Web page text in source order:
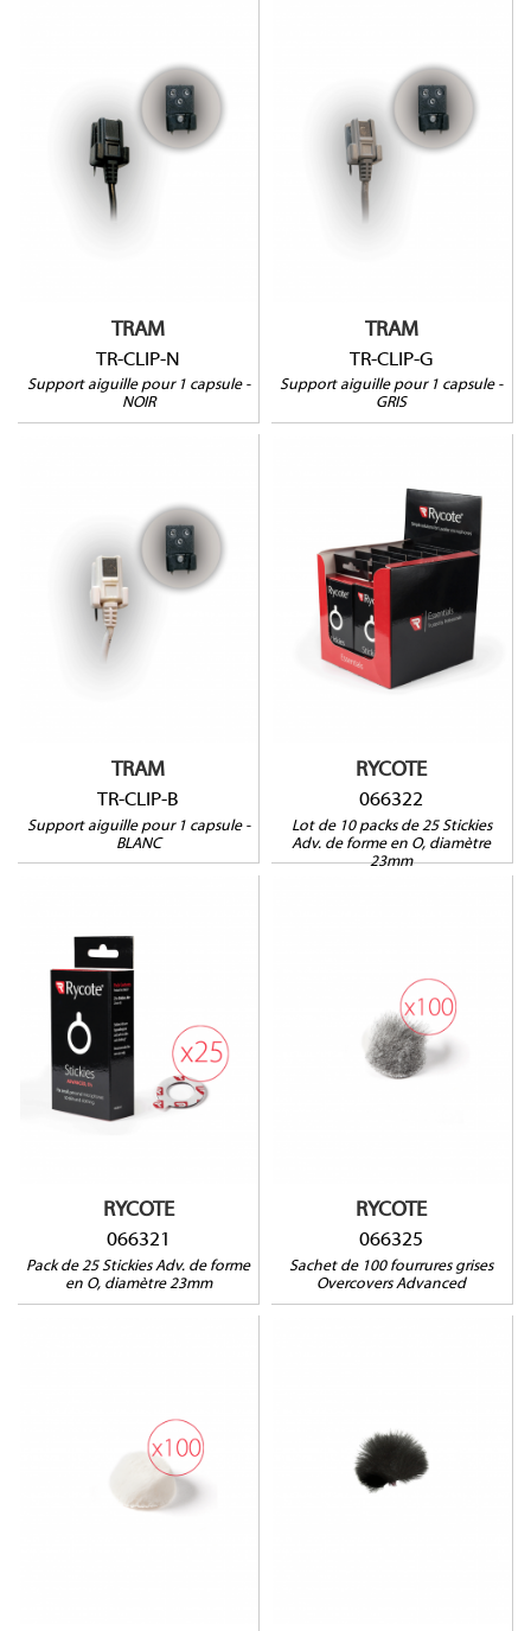
TRAM
TR-CLIP-N
Support aiguille pour 1 capsule -
NOIR
TR-CLIP-N
TRAM
TR-CLIP-G
Support aiguille pour 1 capsule -
GRIS
TR-CLIP-G
TRAM
TR-CLIP-B
Support aiguille pour 1 capsule -
BLANC
TR-CLIP-B
RYCOTE
066322
Lot de 10 packs de 25 Stickies
Adv. de forme en O, diamètre
23mm
066322
RYCOTE
066321
Pack de 25 Stickies Adv. de forme
en O, diamètre 23mm
066321
RYCOTE
066325
Sachet de 100 fourrures grises
Overcovers Advanced
066325
066324 055426